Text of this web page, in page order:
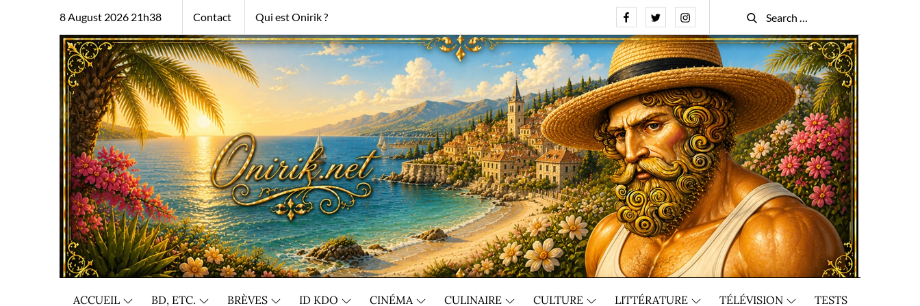
8 August 2026 21h38 Contact Qui est Onirik ? FacebookTwitterInstagram
Search
for:
Search
ACCUEIL BD, ETC. BRÈVES ID KDO CINÉMA CULINAIRE CULTURE LITTÉRATURE TÉLÉVISION TESTS